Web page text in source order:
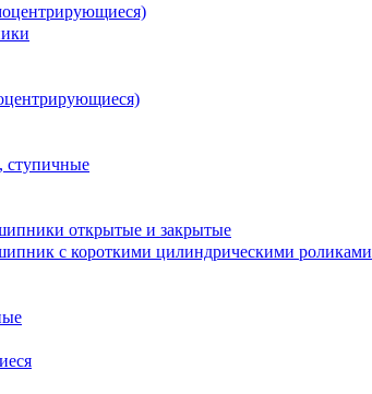
ступичные
открытые и закрытые
с короткими цилиндрическими роликами